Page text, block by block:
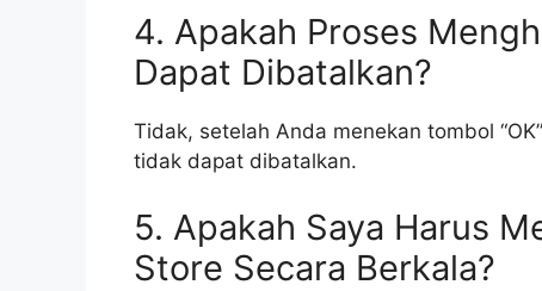
4. Apakah Proses
Dapat Dibatalkan?
Tidak, setelah Anda menekan tombol
tidak dapat dibatalkan.
5. Apakah Saya Harus
Store Secara Berkala?